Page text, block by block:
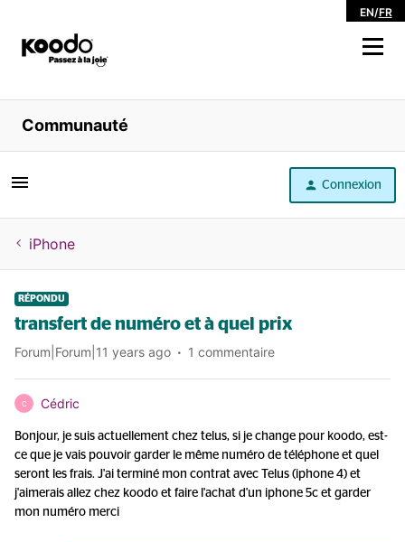
EN/FR
Magasiner
Libre service
Aide
Communauté
Connexion
iPhone
RÉPONDU
transfert de numéro et à quel prix
Forum|Forum|11 years ago 1 commentaire
C Cédric
Bonjour, je suis actuellement chez telus, si je change pour koodo, est-
ce que je vais pouvoir garder le même numéro de téléphone et quel
seront les frais. J'ai terminé mon contrat avec Telus (iphone 4) et
j'aimerais allez chez koodo et faire l'achat d'un iphone 5c et garder
mon numéro merci